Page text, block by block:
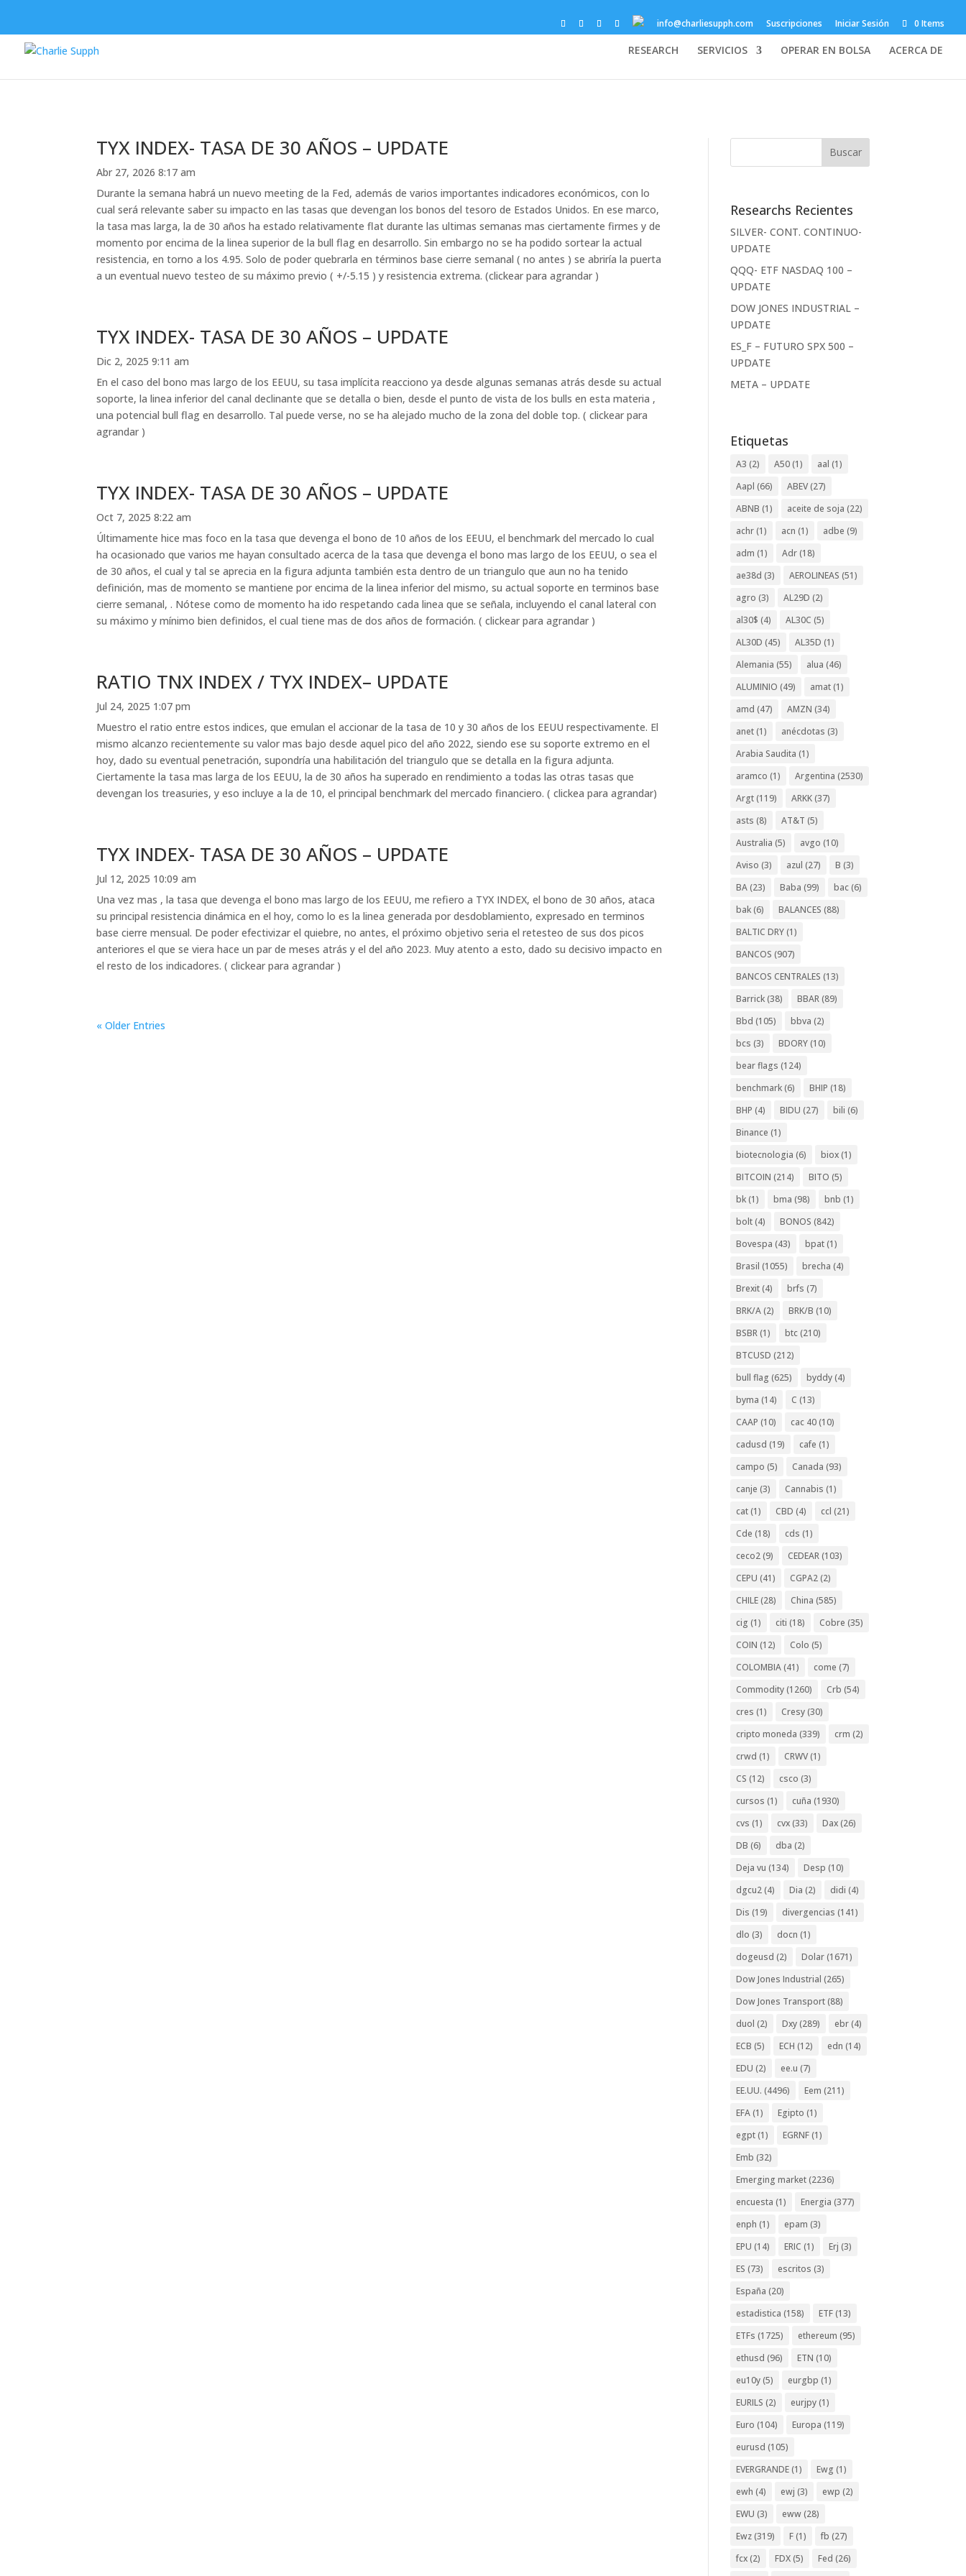
info@charliesupph.com Suscripciones Iniciar Sesión 0 Items
RESEARCH SERVICIOS OPERAR EN BOLSA ACERCA DE
TYX INDEX- TASA DE 30 AÑOS – UPDATE
Abr 27, 2026 8:17 am
Durante la semana habrá un nuevo meeting de la Fed, además de varios importantes indicadores económicos, con lo
cual será relevante saber su impacto en las tasas que devengan los bonos del tesoro de Estados Unidos. En ese marco,
la tasa mas larga, la de 30 años ha estado relativamente flat durante las ultimas semanas mas ciertamente firmes y de
momento por encima de la linea superior de la bull flag en desarrollo. Sin embargo no se ha podido sortear la actual
resistencia, en torno a los 4.95. Solo de poder quebrarla en términos base cierre semanal ( no antes ) se abriría la puerta
a un eventual nuevo testeo de su máximo previo ( +/-5.15 ) y resistencia extrema. (clickear para agrandar )
TYX INDEX- TASA DE 30 AÑOS – UPDATE
Dic 2, 2025 9:11 am
En el caso del bono mas largo de los EEUU, su tasa implícita reacciono ya desde algunas semanas atrás desde su actual
soporte, la linea inferior del canal declinante que se detalla o bien, desde el punto de vista de los bulls en esta materia ,
una potencial bull flag en desarrollo. Tal puede verse, no se ha alejado mucho de la zona del doble top. ( clickear para
agrandar )
TYX INDEX- TASA DE 30 AÑOS – UPDATE
Oct 7, 2025 8:22 am
Últimamente hice mas foco en la tasa que devenga el bono de 10 años de los EEUU, el benchmark del mercado lo cual
ha ocasionado que varios me hayan consultado acerca de la tasa que devenga el bono mas largo de los EEUU, o sea el
de 30 años, el cual y tal se aprecia en la figura adjunta también esta dentro de un triangulo que aun no ha tenido
definición, mas de momento se mantiene por encima de la linea inferior del mismo, su actual soporte en terminos base
cierre semanal, . Nótese como de momento ha ido respetando cada linea que se señala, incluyendo el canal lateral con
su máximo y mínimo bien definidos, el cual tiene mas de dos años de formación. ( clickear para agrandar )
RATIO TNX INDEX / TYX INDEX– UPDATE
Jul 24, 2025 1:07 pm
Muestro el ratio entre estos indices, que emulan el accionar de la tasa de 10 y 30 años de los EEUU respectivamente. El
mismo alcanzo recientemente su valor mas bajo desde aquel pico del año 2022, siendo ese su soporte extremo en el
hoy, dado su eventual penetración, supondría una habilitación del triangulo que se detalla en la figura adjunta.
Ciertamente la tasa mas larga de los EEUU, la de 30 años ha superado en rendimiento a todas las otras tasas que
devengan los treasuries, y eso incluye a la de 10, el principal benchmark del mercado financiero. ( clickea para agrandar)
TYX INDEX- TASA DE 30 AÑOS – UPDATE
Jul 12, 2025 10:09 am
Una vez mas , la tasa que devenga el bono mas largo de los EEUU, me refiero a TYX INDEX, el bono de 30 años, ataca
su principal resistencia dinámica en el hoy, como lo es la linea generada por desdoblamiento, expresado en terminos
base cierre mensual. De poder efectivizar el quiebre, no antes, el próximo objetivo seria el retesteo de sus dos picos
anteriores el que se viera hace un par de meses atrás y el del año 2023. Muy atento a esto, dado su decisivo impacto en
el resto de los indicadores. ( clickear para agrandar )
« Older Entries
Researchs Recientes
SILVER- CONT. CONTINUO-
UPDATE
QQQ- ETF NASDAQ 100 –
UPDATE
DOW JONES INDUSTRIAL –
UPDATE
ES_F – FUTURO SPX 500 –
UPDATE
META – UPDATE
Etiquetas
A3 (2) A50 (1) aal (1)
Aapl (66) ABEV (27)
ABNB (1) aceite de soja (22)
achr (1) acn (1) adbe (9)
adm (1) Adr (18)
ae38d (3) AEROLINEAS (51)
agro (3) AL29D (2)
al30$ (4) AL30C (5)
AL30D (45) AL35D (1)
Alemania (55) alua (46)
ALUMINIO (49) amat (1)
amd (47) AMZN (34)
anet (1) anécdotas (3)
Arabia Saudita (1)
aramco (1) Argentina (2530)
Argt (119) ARKK (37)
asts (8) AT&T (5)
Australia (5) avgo (10)
Aviso (3) azul (27) B (3)
BA (23) Baba (99) bac (6)
bak (6) BALANCES (88)
BALTIC DRY (1)
BANCOS (907)
BANCOS CENTRALES (13)
Barrick (38) BBAR (89)
Bbd (105) bbva (2)
bcs (3) BDORY (10)
bear flags (124)
benchmark (6) BHIP (18)
BHP (4) BIDU (27) bili (6)
Binance (1)
biotecnologia (6) biox (1)
BITCOIN (214) BITO (5)
bk (1) bma (98) bnb (1)
bolt (4) BONOS (842)
Bovespa (43) bpat (1)
Brasil (1055) brecha (4)
Brexit (4) brfs (7)
BRK/A (2) BRK/B (10)
BSBR (1) btc (210)
BTCUSD (212)
bull flag (625) byddy (4)
byma (14) C (13)
CAAP (10) cac 40 (10)
cadusd (19) cafe (1)
campo (5) Canada (93)
canje (3) Cannabis (1)
cat (1) CBD (4) ccl (21)
Cde (18) cds (1)
ceco2 (9) CEDEAR (103)
CEPU (41) CGPA2 (2)
CHILE (28) China (585)
cig (1) citi (18) Cobre (35)
COIN (12) Colo (5)
COLOMBIA (41) come (7)
Commodity (1260) Crb (54)
cres (1) Cresy (30)
cripto moneda (339) crm (2)
crwd (1) CRWV (1)
CS (12) csco (3)
cursos (1) cuña (1930)
cvs (1) cvx (33) Dax (26)
DB (6) dba (2)
Deja vu (134) Desp (10)
dgcu2 (4) Dia (2) didi (4)
Dis (19) divergencias (141)
dlo (3) docn (1)
dogeusd (2) Dolar (1671)
Dow Jones Industrial (265)
Dow Jones Transport (88)
duol (2) Dxy (289) ebr (4)
ECB (5) ECH (12) edn (14)
EDU (2) ee.u (7)
EE.UU. (4496) Eem (211)
EFA (1) Egipto (1)
egpt (1) EGRNF (1)
Emb (32)
Emerging market (2236)
encuesta (1) Energia (377)
enph (1) epam (3)
EPU (14) ERIC (1) Erj (3)
ES (73) escritos (3)
España (20)
estadistica (158) ETF (13)
ETFs (1725) ethereum (95)
ethusd (96) ETN (10)
eu10y (5) eurgbp (1)
EURILS (2) eurjpy (1)
Euro (104) Europa (119)
eurusd (105)
EVERGRANDE (1) Ewg (1)
ewh (4) ewj (3) ewp (2)
EWU (3) eww (28)
Ewz (319) F (1) fb (27)
fcx (2) FDX (5) Fed (26)